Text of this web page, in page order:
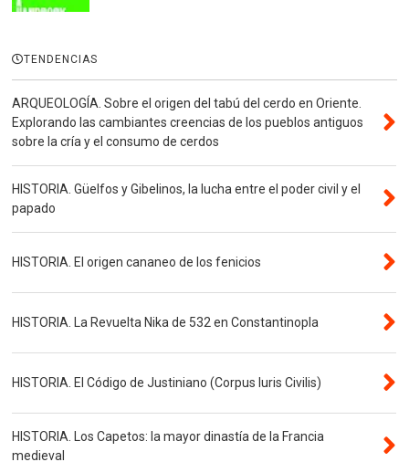
TENDENCIAS
ARQUEOLOGÍA. Sobre el origen del tabú del cerdo en Oriente.
Explorando las cambiantes creencias de los pueblos antiguos
sobre la cría y el consumo de cerdos
HISTORIA. Güelfos y Gibelinos, la lucha entre el poder civil y el
papado
HISTORIA. El origen cananeo de los fenicios
HISTORIA. La Revuelta Nika de 532 en Constantinopla
HISTORIA. El Código de Justiniano (Corpus Iuris Civilis)
HISTORIA. Los Capetos: la mayor dinastía de la Francia
medieval